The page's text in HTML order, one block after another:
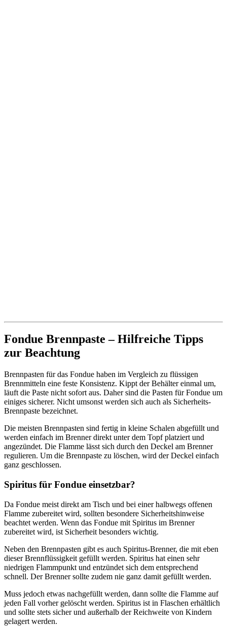
Fondue Brennpaste – Hilfreiche Tipps
zur Beachtung
Brennpasten für das Fondue haben im Vergleich zu flüssigen
Brennmitteln eine feste Konsistenz. Kippt der Behälter einmal um,
läuft die Paste nicht sofort aus. Daher sind die Pasten für Fondue um
einiges sicherer. Nicht umsonst werden sich auch als Sicherheits-
Brennpaste bezeichnet.
Die meisten Brennpasten sind fertig in kleine Schalen abgefüllt und
werden einfach im Brenner direkt unter dem Topf platziert und
angezündet. Die Flamme lässt sich durch den Deckel am Brenner
regulieren. Um die Brennpaste zu löschen, wird der Deckel einfach
ganz geschlossen.
Spiritus für Fondue einsetzbar?
Da Fondue meist direkt am Tisch und bei einer halbwegs offenen
Flamme zubereitet wird, sollten besondere Sicherheitshinweise
beachtet werden. Wenn das Fondue mit Spiritus im Brenner
zubereitet wird, ist Sicherheit besonders wichtig.
Neben den Brennpasten gibt es auch Spiritus-Brenner, die mit eben
dieser Brennflüssigkeit gefüllt werden. Spiritus hat einen sehr
niedrigen Flammpunkt und entzündet sich dem entsprechend
schnell. Der Brenner sollte zudem nie ganz damit gefüllt werden.
Muss jedoch etwas nachgefüllt werden, dann sollte die Flamme auf
jeden Fall vorher gelöscht werden. Spiritus ist in Flaschen erhältlich
und sollte stets sicher und außerhalb der Reichweite von Kindern
gelagert werden.